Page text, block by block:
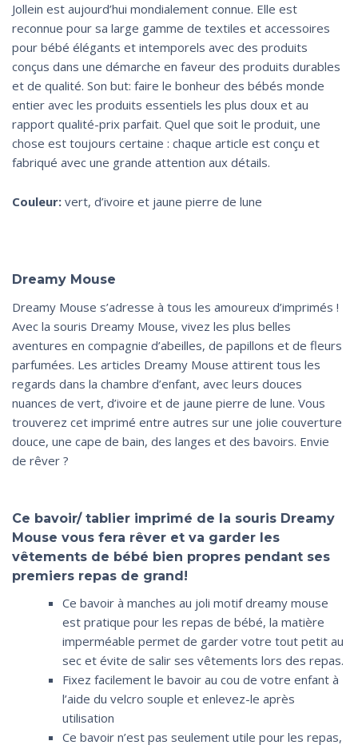
Jollein est aujourd’hui mondialement connue. Elle est
reconnue pour sa large gamme de textiles et accessoires
pour bébé élégants et intemporels avec des produits
conçus dans une démarche en faveur des produits durables
et de qualité. Son but: faire le bonheur des bébés monde
entier avec les produits essentiels les plus doux et au
rapport qualité-prix parfait. Quel que soit le produit, une
chose est toujours certaine : chaque article est conçu et
fabriqué avec une grande attention aux détails.
Couleur: vert, d’ivoire et jaune pierre de lune
Dreamy Mouse
Dreamy Mouse s’adresse à tous les amoureux d’imprimés !
Avec la souris Dreamy Mouse, vivez les plus belles
aventures en compagnie d’abeilles, de papillons et de fleurs
parfumées. Les articles Dreamy Mouse attirent tous les
regards dans la chambre d’enfant, avec leurs douces
nuances de vert, d’ivoire et de jaune pierre de lune. Vous
trouverez cet imprimé entre autres sur une jolie couverture
douce, une cape de bain, des langes et des bavoirs. Envie
de rêver ?
Ce bavoir/ tablier imprimé de la souris Dreamy
Mouse vous fera rêver et va garder les
vêtements de bébé bien propres pendant ses
premiers repas de grand!
Ce bavoir à manches au joli motif dreamy mouse
est pratique pour les repas de bébé, la matière
imperméable permet de garder votre tout petit au
sec et évite de salir ses vêtements lors des repas.
Fixez facilement le bavoir au cou de votre enfant à
l’aide du velcro souple et enlevez-le après
utilisation
Ce bavoir n’est pas seulement utile pour les repas,